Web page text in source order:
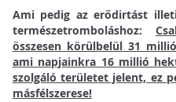
Ami pedig az erődirtást
természetromboláshoz:
összesen körülbelül 31
ami napjainkra 16 millió
szolgáló területet jelent, ez
másfélszerese!